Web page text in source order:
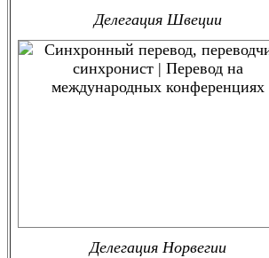
Делегация Швеции
Делегация Норвегии